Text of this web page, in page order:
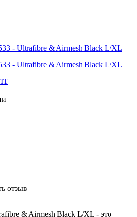
отзыв
& Airmesh Black L/XL - это